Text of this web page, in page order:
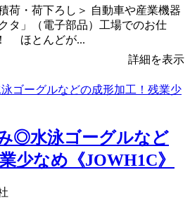
荷・荷下ろし＞ 自動車や産業機器
タ」（電子部品）工場でのお仕
ほとんどが...
詳細を表示
◎水泳ゴーグルなど
少なめ《JOWH1C》